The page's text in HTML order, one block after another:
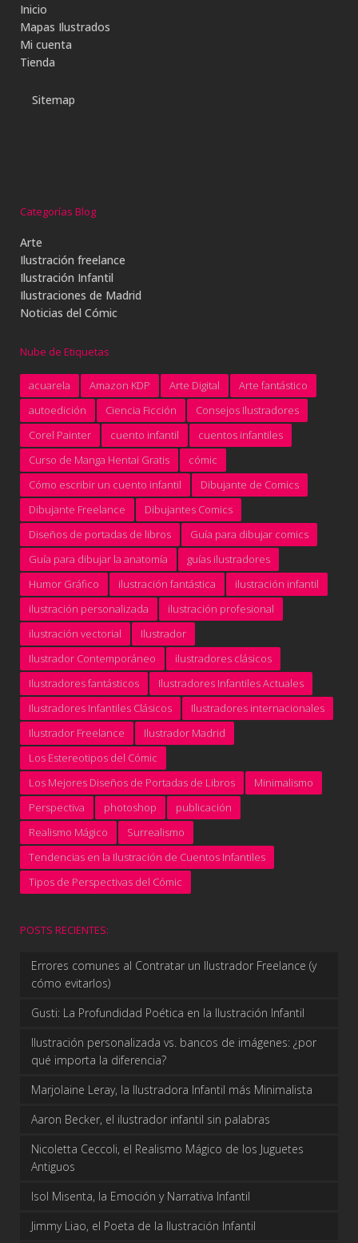
Inicio
Mapas Ilustrados
Mi cuenta
Tienda
Sitemap
Categorías Blog
Arte
Ilustración freelance
Ilustración Infantil
Ilustraciones de Madrid
Noticias del Cómic
Nube de Etiquetas
acuarela Amazon KDP Arte Digital
Arte fantástico
autoedición
Ciencia Ficción
Consejos Ilustradores
Corel Painter
cuento infantil
cuentos infantiles
Curso de Manga Hentai Gratis
cómic
Cómo escribir un cuento infantil
Dibujante de Comics
Dibujante Freelance
Dibujantes Comics
Diseños de portadas de libros
Guía para dibujar comics
Guía para dibujar la anatomía
guías ilustradores
Humor Gráfico
ilustración fantástica
ilustración infantil
ilustración personalizada
ilustración profesional
ilustración vectorial
Ilustrador
Ilustrador Contemporáneo
ilustradores clásicos
Ilustradores fantásticos
Ilustradores Infantiles Actuales
Ilustradores Infantiles Clásicos
Ilustradores internacionales
Ilustrador Freelance
Ilustrador Madrid
Los Estereotipos del Cómic
Los Mejores Diseños de Portadas de Libros
Minimalismo
Perspectiva
photoshop
publicación
Realismo Mágico
Surrealismo
Tendencias en la Ilustración de Cuentos Infantiles
Tipos de Perspectivas del Cómic
POSTS RECIENTES:
Errores comunes al Contratar un Ilustrador Freelance (y
cómo evitarlos)
Gusti: La Profundidad Poética en la Ilustración Infantil
Ilustración personalizada vs. bancos de imágenes: ¿por
qué importa la diferencia?
Marjolaine Leray, la Ilustradora Infantil más Minimalista
Aaron Becker, el ilustrador infantil sin palabras
Nicoletta Ceccoli, el Realismo Mágico de los Juguetes
Antiguos
Isol Misenta, la Emoción y Narrativa Infantil
Jimmy Liao, el Poeta de la Ilustración Infantil